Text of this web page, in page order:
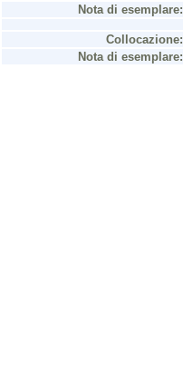
Nota di esemplare:
Collocazione:
Nota di esemplare: